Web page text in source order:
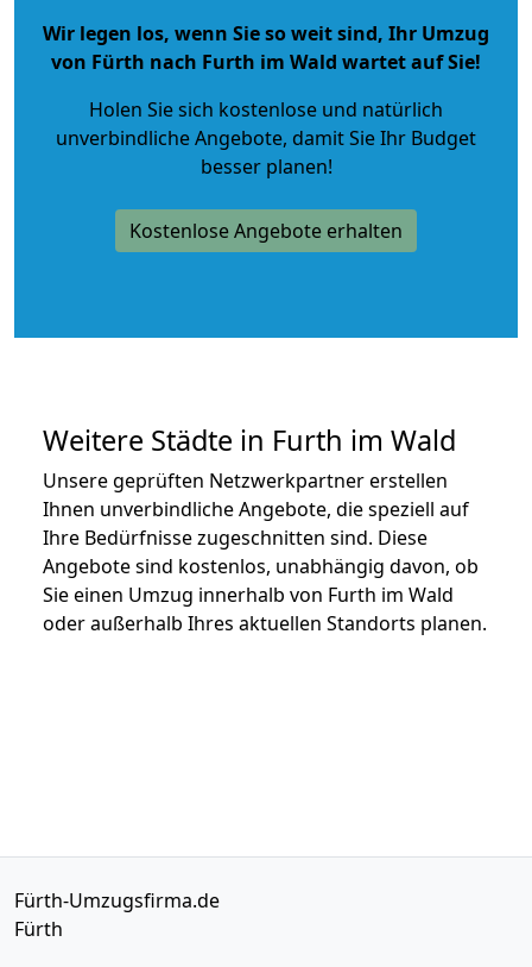
Wir legen los, wenn Sie so weit sind, Ihr Umzug
von Fürth nach Furth im Wald wartet auf Sie!
Holen Sie sich kostenlose und natürlich
unverbindliche Angebote, damit Sie Ihr Budget
besser planen!
Kostenlose Angebote erhalten
Weitere Städte in Furth im Wald
Unsere geprüften Netzwerkpartner erstellen
Ihnen unverbindliche Angebote, die speziell auf
Ihre Bedürfnisse zugeschnitten sind. Diese
Angebote sind kostenlos, unabhängig davon, ob
Sie einen Umzug innerhalb von Furth im Wald
oder außerhalb Ihres aktuellen Standorts planen.
Fürth-Umzugsfirma.de
Fürth